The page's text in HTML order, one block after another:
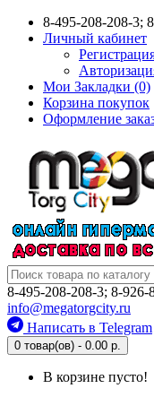
8-495-208-208-3;
Личный кабинет
Мои Закладки (0)
Корзина покупок
Оформление
8-495-208-208-3; 8-926-
info@megatorgcity.ru
Написать в Telegram
0 товар(ов) - 0.00 р.
В корзине пусто!